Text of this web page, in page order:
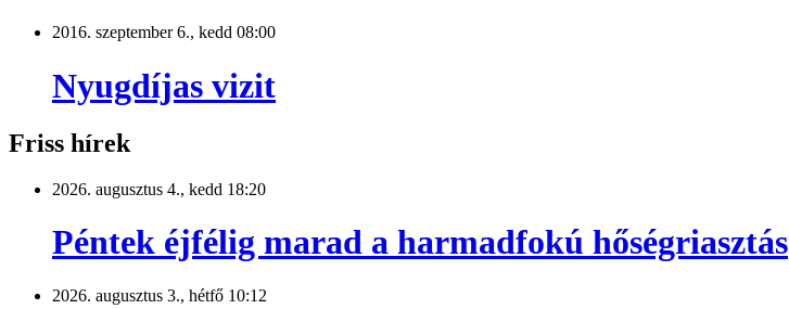
2016. szeptember 6., kedd 08:00
Nyugdíjas vizit
Friss hírek
2026. augusztus 4., kedd 18:20
Péntek éjfélig marad a harmadfokú hőségriasztás
2026. augusztus 3., hétfő 10:12